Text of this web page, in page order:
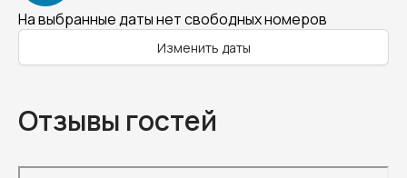
На выбранные даты нет свободных номеров
Изменить даты
Отзывы гостей